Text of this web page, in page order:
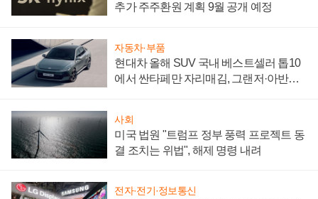
추가 주주환원 계획 9월 공개 예정
자동차·부품
현대차 올해 SUV 국내 베스트셀러 톱10
에서 싼타페만 자리매김, 그랜저·아반떼
사회
미국 법원 "트럼프 정부 풍력 프로젝트 동
결 조치는 위법", 해제 명령 내려
전자·전기·정보통신